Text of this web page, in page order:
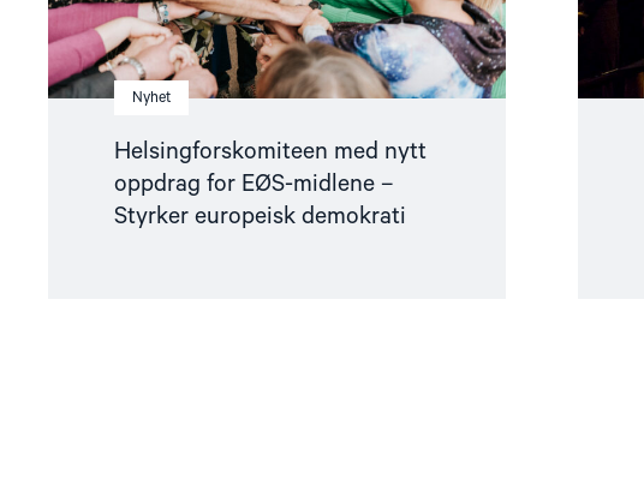
Nyhet
Helsingforskomiteen med nytt
oppdrag for EØS-midlene –
Styrker europeisk demokrati
demokrati"